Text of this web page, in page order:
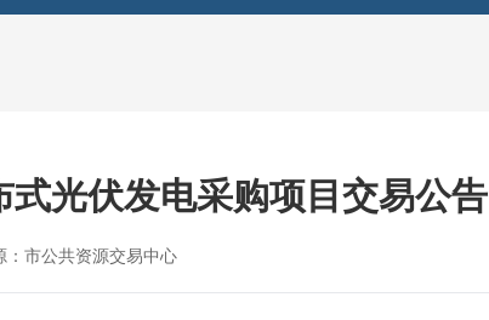
光伏发电采购项目交易公告
：市公共资源交易中心